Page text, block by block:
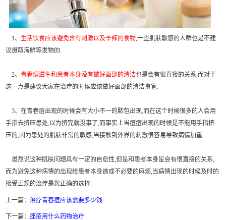
1、 生活饮食应该避免含有刺激以及辛辣的食物,一些肌肤敏感的人群也是不建
议摄取海鲜等发物的.
2、青春痘滋生和患者本身没有做好面部的清洁也是会有很直接的关系,而对于
这一点是建议大家在治疗的时候应该做好面部的清洁事宜.
3、在青春痘出现的时候会有大小不一的脓包出现,而在这个时候很多的人会用
手指去挤压患处,以为挤完就没事了,而事实上当痘痘出现的时候是不能用手指挤
压的,因为患处的肌肤非常的敏感,当接触到外界的刺激很容易导致病情加重.
虽然说这种肌肤问题具有一定的自愈性,但是和患者本身是会有很直接的关系,
而为避免这种病情的出现给患者本身造成不必要的麻烦,当病情出现的时候及时的
接受正规的治疗是您正确的选择.
上一篇：治疗青春痘应该需要多少钱
下一篇：痤疮用什么药物治疗